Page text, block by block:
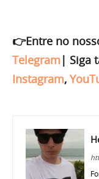
👉Entre no
Telegram | Siga
Instagram,